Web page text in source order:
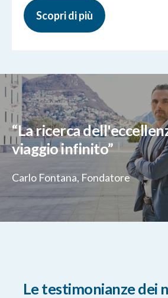
Scopri di più
“La ricerca
viaggio infinito”
Carlo Fontana, Fondatore
Le testimonianze dei